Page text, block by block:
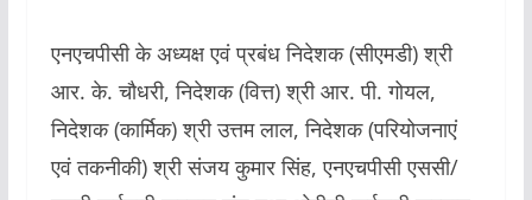
एनएचपीसी के अध्यक्ष एवं प्रबंध निदेशक (सीएमडी) श्री
आर. के. चौधरी, निदेशक (वित्त) श्री आर. पी. गोयल,
निदेशक (कार्मिक) श्री उत्तम लाल, निदेशक (परियोजनाएं
एवं तकनीकी) श्री संजय कुमार सिंह, एनएचपीसी एससी/